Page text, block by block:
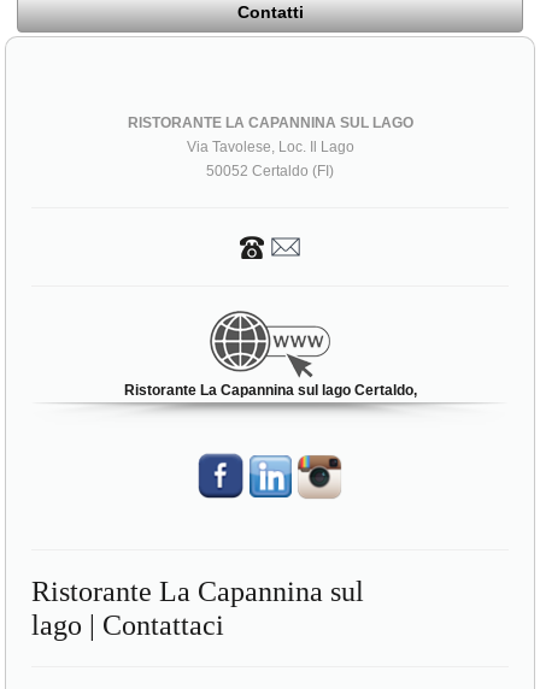
Contatti
RISTORANTE LA CAPANNINA SUL LAGO
Via Tavolese, Loc. Il Lago
50052 Certaldo (FI)
Ristorante La Capannina sul lago Certaldo,
Ristorante La Capannina sul
lago | Contattaci